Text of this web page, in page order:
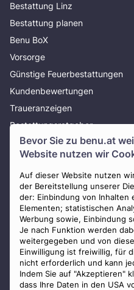
Bevor Sie zu benu.at
Website nutzen wir
Auf dieser Website nutzen
der Bereitstellung unserer
der: Einbindung von Inhalten
Elementen; statistischen
Werbung sowie, Einbindung
Je nach Funktion werden
weitergegeben und von
Einwilligung ist freiwillig, für
nicht erforderlich und kann
Indem Sie auf "Akzeptieren"
dass Ihre Daten in den USA
Bestattung Linz
Bestattung planen
Benu BoX
Vorsorge
Günstige Feuerbestattungen
Kundenbewertungen
Traueranzeigen
Bestattungsratgeber
Über uns
Presse
AGB
Impressum
Datenschutz
Widerrufsbelehrung
Zahlungsmöglichkeiten